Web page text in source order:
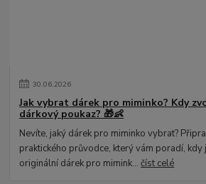
30.06.2026
Jak vybrat dárek pro miminko? Kdy
dárkový poukaz? 🎁👶
Nevíte, jaký dárek pro miminko vybrat?
praktického průvodce, který vám poradí,
originální dárek pro mimink...číst celé